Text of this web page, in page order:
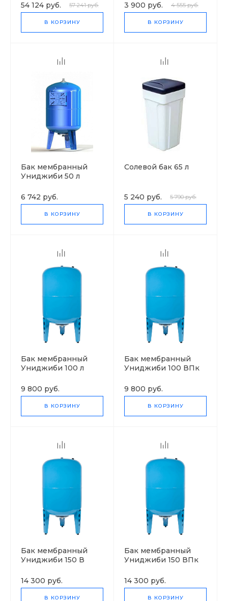
54 124 руб. 57 241 руб.
В КОРЗИНУ
3 900 руб. 4 555 руб.
В КОРЗИНУ
Бак мембранный
Униджиби 50 л
6 742 руб.
В КОРЗИНУ
Солевой бак 65 л
5 240 руб. 5 790 руб.
В КОРЗИНУ
Бак мембранный
Униджиби 100 л
9 800 руб.
В КОРЗИНУ
Бак мембранный
Униджиби 100 ВПк
9 800 руб.
В КОРЗИНУ
Бак мембранный
Униджиби 150 В
14 300 руб.
В КОРЗИНУ
Бак мембранный
Униджиби 150 ВПк
14 300 руб.
В КОРЗИНУ